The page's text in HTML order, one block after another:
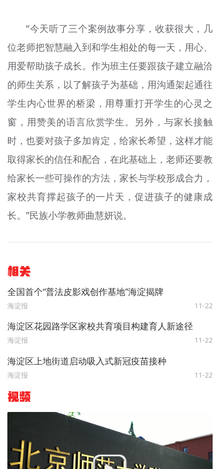
“今天听了三个案例故事分享，收获很大，几
位老师把智慧融入到和学生相处的每一天，用心、
用爱帮助孩子成长。作为班主任要跟孩子建立融洽
的师生关系，以了解孩子为基础，用沟通架起通往
学生内心世界的桥梁，用尊重打开学生的心灵之
窗，用赞美的语言欣赏学生。另外，与家长接触
时，也要对孩子多加肯定，给家长希望，这样才能
取得家长的信任和配合，在此基础上，老师还要教
给家长一些可操作的方法，家长与学校形成合力，
家校共育撑起孩子的一片天，促进孩子的健康成
长。”民族小学教师曲慧妍说。
相关
全国首个“普法皮影戏创作基地”海淀揭牌
海淀报 11-22
海淀区花园路学区家校共育项目构建育人新途径
海淀报 11-22
海淀区上地街道启动吸入式新冠疫苗接种
海淀报 11-22
视频